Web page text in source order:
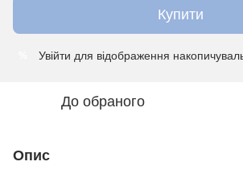
Купити
Увійти для відображення
До обраного
Опис